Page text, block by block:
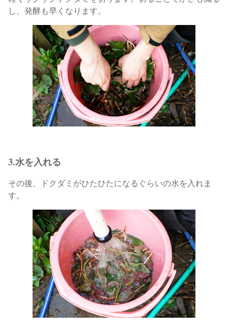
し、発酵も早くなります。
3.水を入れる
その後、ドクダミがひたひたになるぐらいの水を入れま
す。